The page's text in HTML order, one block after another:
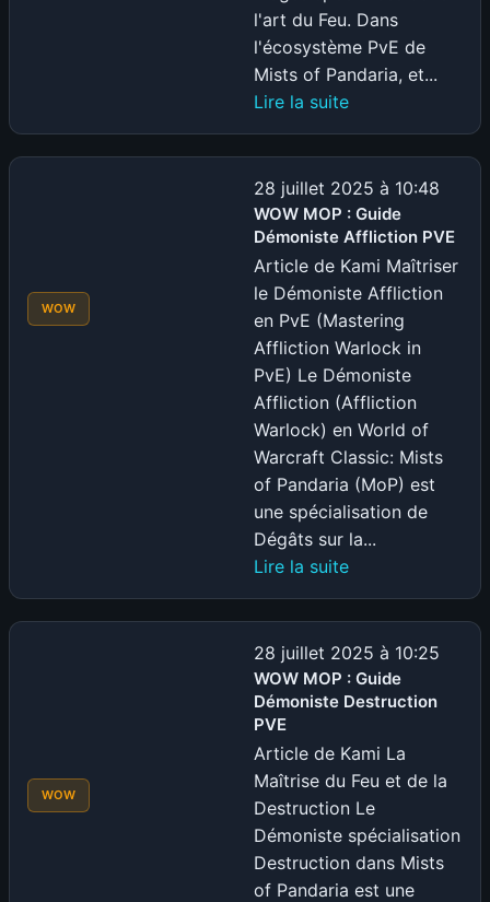
l'art du Feu. Dans
l'écosystème PvE de
Mists of Pandaria, et...
Lire la suite:
MOP
:
Guide
Mage
feu
PVE
WOW
28 juillet 2025 à 10:48
WOW MOP : Guide
Démoniste Affliction PVE
Article de Kami Maîtriser
le Démoniste Affliction
en PvE (Mastering
Affliction Warlock in
PvE) Le Démoniste
Affliction (Affliction
Warlock) en World of
Warcraft Classic: Mists
of Pandaria (MoP) est
une spécialisation de
Dégâts sur la...
Lire la suite:
MOP
:
Guide
Démoniste
PVE
WOW
28 juillet 2025 à 10:25
WOW MOP : Guide
Démoniste Destruction
PVE
Article de Kami La
Maîtrise du Feu et de la
Destruction Le
Démoniste spécialisation
Destruction dans Mists
of Pandaria est une